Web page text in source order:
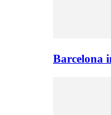
Barcelona